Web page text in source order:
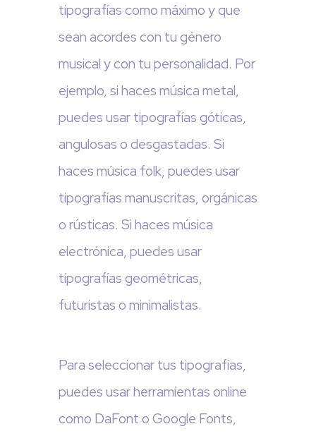
tipografías como máximo y que
sean acordes con tu género
musical y con tu personalidad. Por
ejemplo, si haces música metal,
puedes usar tipografías góticas,
angulosas o desgastadas. Si
haces música folk, puedes usar
tipografías manuscritas, orgánicas
o rústicas. Si haces música
electrónica, puedes usar
tipografías geométricas,
futuristas o minimalistas.
Para seleccionar tus tipografías,
puedes usar herramientas online
como DaFont o Google Fonts,